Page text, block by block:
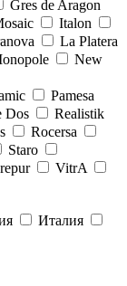
Gres de Aragon
Italon
La Platera
New
Pamesa
Dos
Realistik
Rocersa
Staro
VitrA
Италия